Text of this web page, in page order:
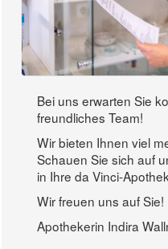
Bei uns erwarten Sie
freundliches Team!
Wir bieten Ihnen viel
Schauen Sie sich auf
in Ihre da Vinci-
Wir freuen uns auf Sie!
Apothekerin Indira